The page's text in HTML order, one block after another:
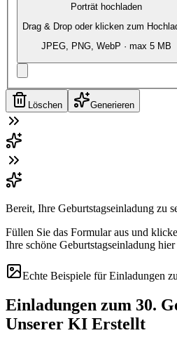
Porträt hochladen
Drag & Drop oder klicken zum
JPEG, PNG, WebP · max 5 MB
Löschen Generieren
Bereit, Ihre Geburtstagseinladung zu
Füllen Sie das Formular aus und
Ihre schöne Geburtstagseinladung hier
Echte Beispiele für Einladungen
Einladungen zum 30.
Unserer KI Erstellt